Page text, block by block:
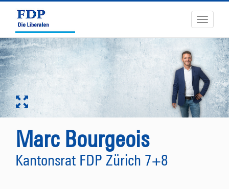
Toggle
Marc Bourgeois
Kantonsrat FDP Zürich 7+8